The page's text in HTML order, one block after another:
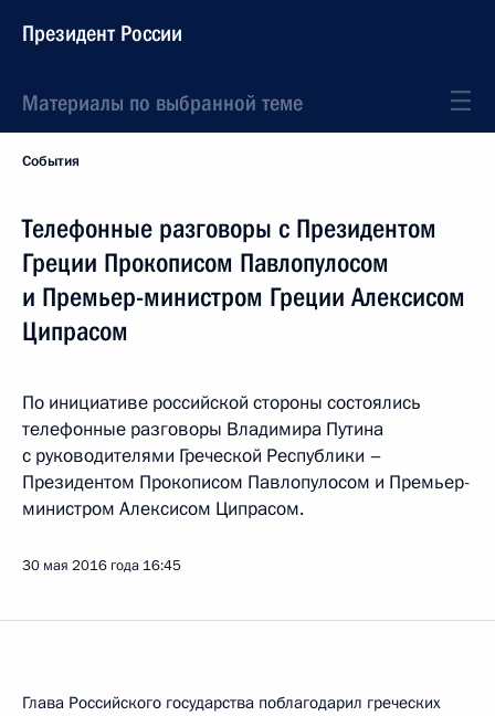
Президент России
Материалы по выбранной теме
События
Телефонные разговоры с Президентом
Греции Прокописом Павлопулосом
и Премьер-министром Греции Алексисом
Ципрасом
По инициативе российской стороны состоялись
телефонные разговоры Владимира Путина
с руководителями Греческой Республики –
Президентом Прокописом Павлопулосом и Премьер-
министром Алексисом Ципрасом.
30 мая 2016 года 16:45
Глава Российского государства поблагодарил греческих